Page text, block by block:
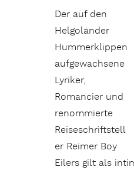
Der auf den
Helgoländer
Hummerklippen
aufgewachsene
Lyriker,
Romancier und
renommierte
Reiseschriftstell
er Reimer Boy
Eilers gilt als